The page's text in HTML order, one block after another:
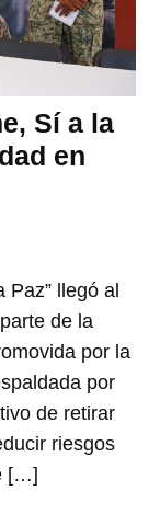
Sí a la
en
Paz” llegó al
de la
por la
por
de retirar
riesgos
[…]